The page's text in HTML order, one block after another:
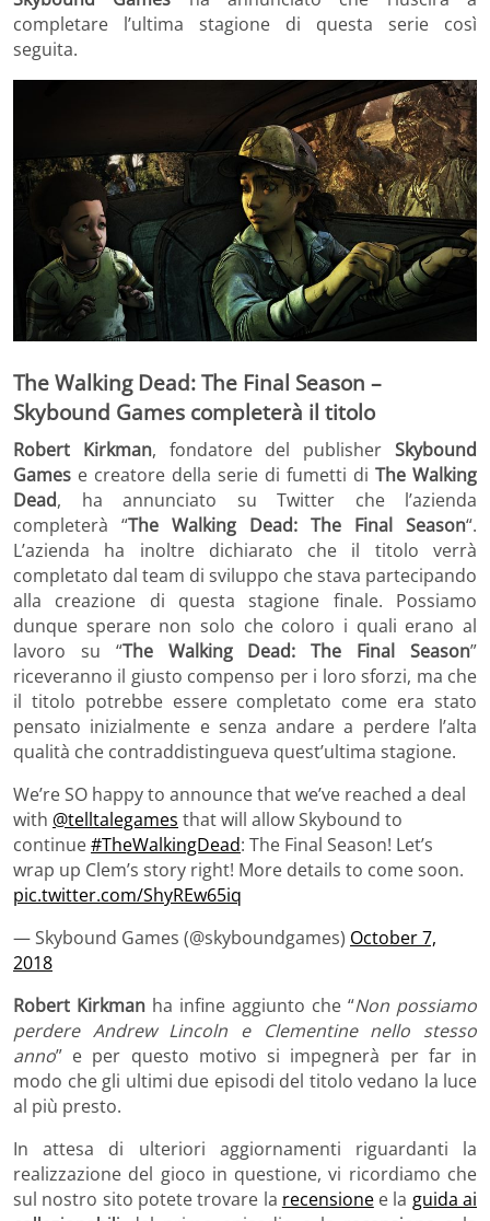
completare l’ultima stagione di questa serie così
seguita.
The Walking Dead: The Final Season –
Skybound Games completerà il titolo
Robert Kirkman, fondatore del publisherSkybound
Games e creatore della serie di fumetti di The Walking
Dead, ha annunciato su Twitter che l’azienda
completerà “The Walking Dead: The Final Season“.
L’azienda ha inoltre dichiarato che il titolo verrà
completato dal team di sviluppo che stava partecipando
alla creazione di questa stagione finale. Possiamo
dunque sperare non solo che coloro i quali erano al
lavoro su “The Walking Dead: The Final Season”
riceveranno il giusto compenso per i loro sforzi, ma che
il titolo potrebbe essere completato come era stato
pensato inizialmente e senza andare a perdere l’alta
qualità che contraddistingueva quest’ultima stagione.
We’re SO happy to announce that we’ve reached a deal
with @telltalegames that will allow Skybound to
continue#TheWalkingDead: The Final Season! Let’s
wrap up Clem’s story right! More details to come soon.
pic.twitter.com/ShyREw65iq
— Skybound Games (@skyboundgames) October 7,
2018
Robert Kirkman ha infine aggiunto che “Non possiamo
perdere Andrew Lincoln e Clementine nello stesso
anno” e per questo motivo si impegnerà per far in
modo che gli ultimi due episodi del titolo vedano la luce
al più presto.
In attesa di ulteriori aggiornamenti riguardanti la
realizzazione del gioco in questione, vi ricordiamo che
sul nostro sito potete trovare la recensionee la guida ai